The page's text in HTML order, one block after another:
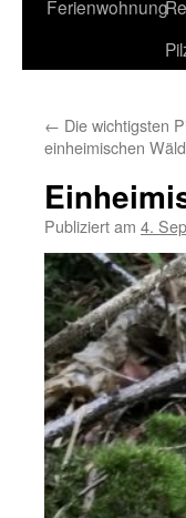
Ferienwohnung
← Die wichtigsten
einheimischen
Publiziert am 4.